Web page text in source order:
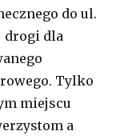
do ul.
drogi dla
Tylko
miejscu
a